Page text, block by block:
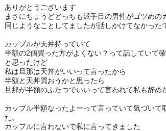
ありがとうございます
まさにちょうどどっちも派手目の男性がゴツめの
同じようなことしてましたが話しかけてなかった
カップルが天丼持っていて
半額の2個買った方がよくない？って話していて
と思ったけど
私は旦那は天丼がいいって言ったから
半額と天丼買おうかと思ったら
旦那が半額のふたつでいいって言われて私も辞め
カップル半額なったよーって言っていて気づいて
た。
カップルに言わないで私に言ってきました